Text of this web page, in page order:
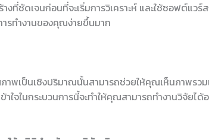
ที่ชัดเจนก่อนที่จะเริ่มการวิเคราะห์ และใช้ซอฟต์แวร์
ารทำงานของคุณง่ายขึ้นมาก
าพเป็นเชิงปริมาณนั้นสามารถช่วยให้คุณเห็นภาพรวม
ใจในกระบวนการนี้จะทำให้คุณสามารถทำงานวิจัยได้